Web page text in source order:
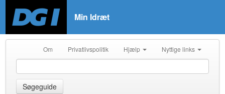
Min Idræt
Om Privatlivspolitik Hjælp Nyttige links
Søgeguide